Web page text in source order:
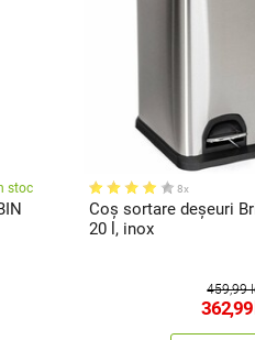
stoc 8x
Coș sortare deșeuri
20 l, inox
459,99
362,99